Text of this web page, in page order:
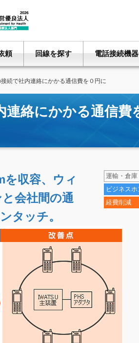
頼 回線を探す 電話接続機
続で社内連絡にかかる通信費を０円に
連絡にかかる通信費
運輸・倉庫
ビジネスホ
経費削減
収容、ウィ
会社間の通
タッチ。